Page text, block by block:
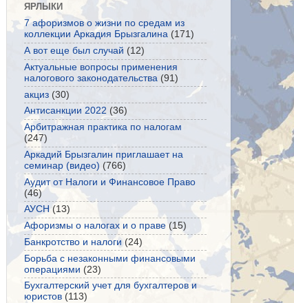
ЯРЛЫКИ
7 афоризмов о жизни по средам из
коллекции Аркадия Брызгалина (171)
А вот еще был случай (12)
Актуальные вопросы применения
налогового законодательства (91)
акциз (30)
Антисанкции 2022 (36)
Арбитражная практика по налогам
(247)
Аркадий Брызгалин приглашает на
семинар (видео) (766)
Аудит от Налоги и Финансовое Право
(46)
АУСН (13)
Афоризмы о налогах и о праве (15)
Банкротство и налоги (24)
Борьба с незаконными финансовыми
операциями (23)
Бухгалтерский учет для бухгалтеров и
юристов (113)